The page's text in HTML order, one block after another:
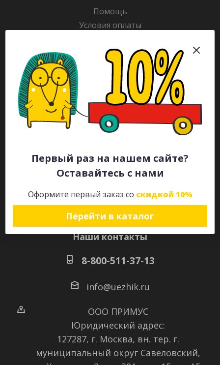
Первый раз на нашем сайте?
Оставайтесь с нами
Оформите первый заказ со скидкой 10%
Перейти в каталог
Помощь
Условия оплаты
Гарантия на товар
Раскраски
Рекламодателям
Каталог
Будьте всегда в курсе!
Наши контакты
8-800-511-37-13
info@uezhik.ru
ООО ПРИМУС
Юридический адрес:
127287, г. Москва, вн. тер. г.
муниципальный округ Савеловский,